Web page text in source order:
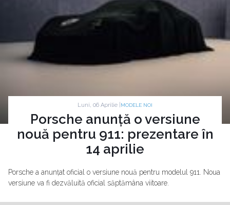
Luni, 06 Aprilie | MODELE NOI
Porsche anunță o versiune
nouă pentru 911: prezentare în
14 aprilie
Porsche a anunțat oficial o versiune nouă pentru modelul 911. Noua
versiune va fi dezvăluită oficial săptămâna viitoare.